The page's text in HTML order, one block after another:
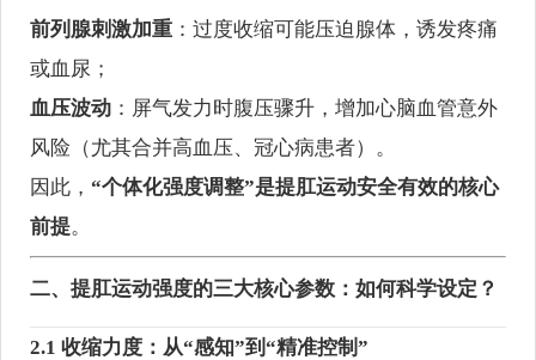
前列腺刺激加重 ：过度收缩可能压迫腺体，诱发疼痛
或血尿；
血压波动 ：屏气发力时腹压骤升，增加心脑血管意外
风险（尤其合并高血压、冠心病患者）。
因此，“个体化强度调整”是提肛运动安全有效的核心
前提。
二、提肛运动强度的三大核心参数：如何科学设定？
2.1 收缩力度：从“感知”到“精准控制”